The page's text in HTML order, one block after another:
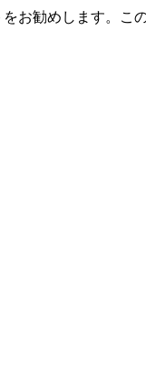
お勧めします。こ